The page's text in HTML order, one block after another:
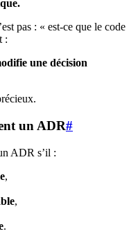
pas : « est-ce que le code
:
une décision
un ADR#
ADR s’il :
,
,
.